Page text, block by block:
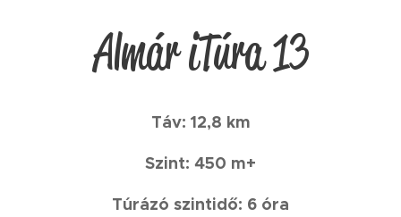
Almár iTúra 13
Táv: 12,8 km
Szint: 450 m+
Túrázó szintidő: 6 óra